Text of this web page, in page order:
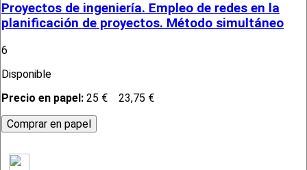
Proyectos de ingeniería. Empleo de redes en la
planificación de proyectos. Método simultáneo
6
Disponible
Precio en papel: 25 € 23,75 €